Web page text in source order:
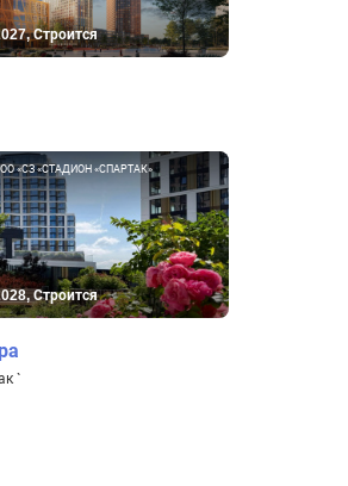
Строится
«СЗ «СТАДИОН «СПАРТАК»
Строится
`